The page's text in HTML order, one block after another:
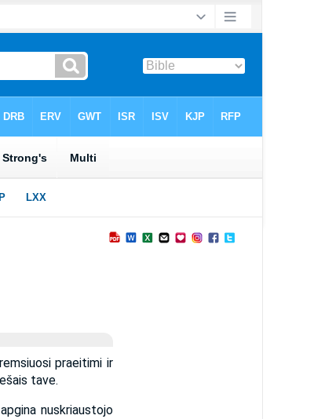
praeitimi ir
tave.
nuskriaustojo